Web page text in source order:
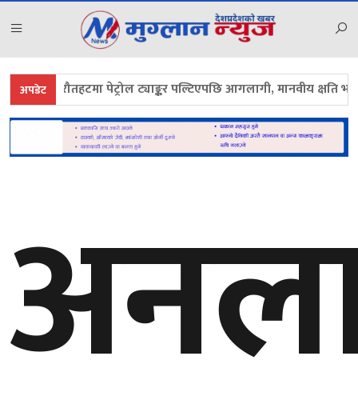
अपडेट
रौतहटमा पेट्रोल ट्याङ्कर पल्टिएपछि आगलागी, मानवीय क्षति भएन